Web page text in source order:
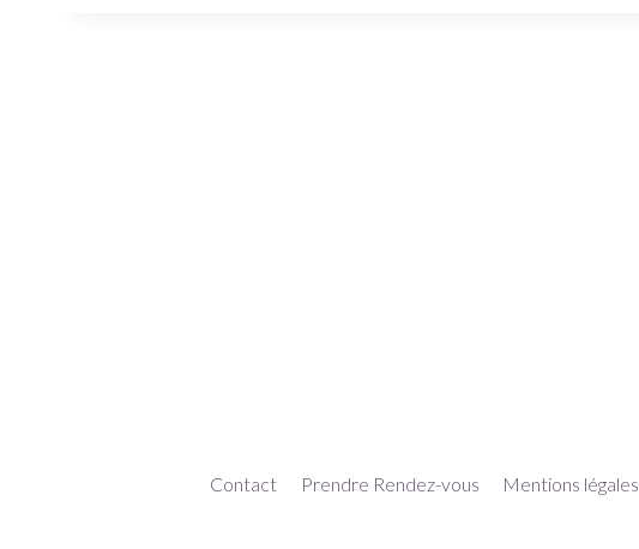
Contact Prendre Rendez-vous Mentions légales